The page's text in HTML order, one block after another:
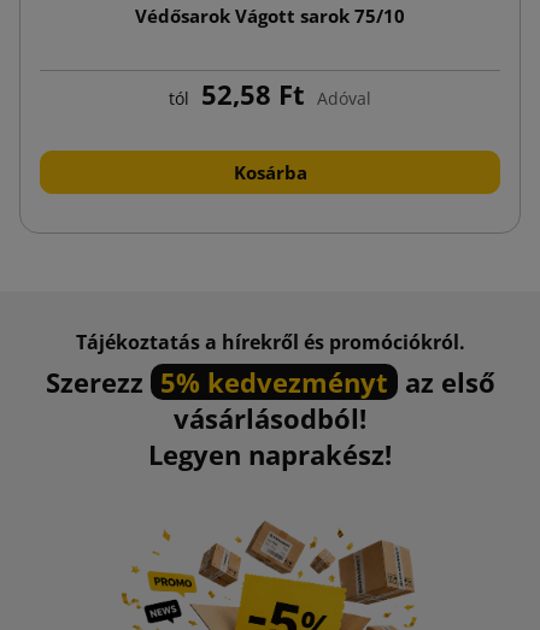
Védősarok Vágott sarok 75/10
tól 52,58 Ft Adóval
Kosárba
Tájékoztatás a hírekről és promóciókról.
Szerezz 5% kedvezményt az első
vásárlásodból!
Legyen naprakész!